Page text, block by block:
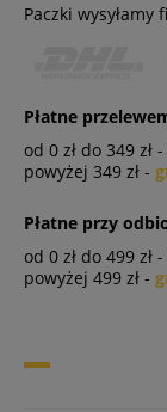
Paczki wysyłamy
Płatne
od 0 zł do 349 zł -
powyżej 349 zł -
Płatne przy
od 0 zł do 499 zł -
powyżej 499 zł -